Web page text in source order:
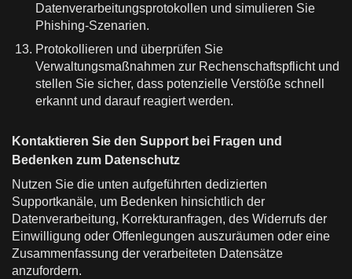
Datenverarbeitungsprotokollen und simulieren Sie
Phishing-Szenarien.
Protokollieren und überprüfen Sie
Verwaltungsmaßnahmen zur Rechenschaftspflicht und
stellen Sie sicher, dass potenzielle Verstöße schnell
erkannt und darauf reagiert werden.
Kontaktieren Sie den Support bei Fragen und
Bedenken zum Datenschutz
Nutzen Sie die unten aufgeführten dedizierten
Supportkanäle, um Bedenken hinsichtlich der
Datenverarbeitung, Korrekturanfragen, des Widerrufs der
Einwilligung oder Offenlegungen auszuräumen oder eine
Zusammenfassung der verarbeiteten Datensätze
anzufordern.